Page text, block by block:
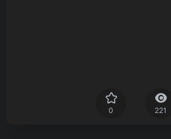
0 221